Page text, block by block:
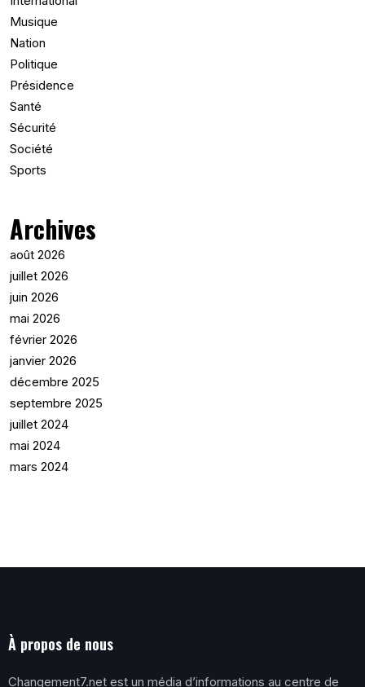
Musique
Nation
Politique
Présidence
Santé
Sécurité
Société
Sports
Archives
août 2026
juillet 2026
juin 2026
mai 2026
février 2026
janvier 2026
décembre 2025
septembre 2025
juillet 2024
mai 2024
mars 2024
À propos de nous
Changement7.net est un média d’informations au centre de